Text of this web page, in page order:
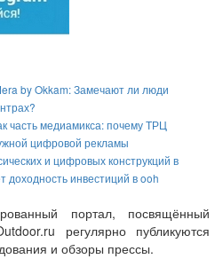
by Okkam: Замечают ли люди
часть медиамикса: почему ТРЦ
цифровой рекламы
и цифровых конструкций в
инвестиций в ooh
портал, посвящённый
регулярно публикуются
и обзоры прессы.